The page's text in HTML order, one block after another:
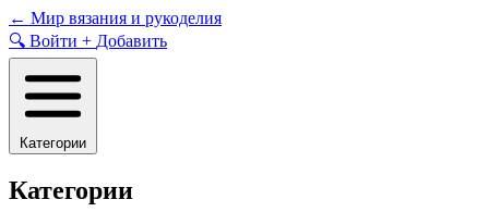
Skip
to
content
← Мир вязания и рукоделия
🔍 Войти + Добавить
Категории
Категории